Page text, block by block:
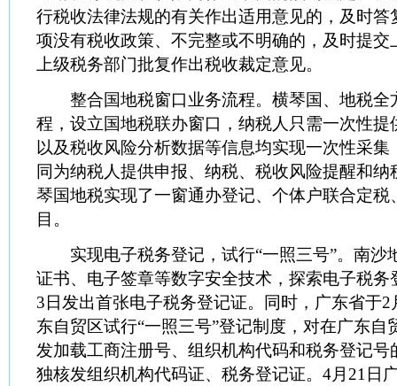
行税收法律法规的有关作出适用意见的，及时答
项没有税收政策、不完整或不明确的，及时提交
上级税务部门批复作出税收裁定意见。
整合国地税窗口业务流程。横琴国、地税全
程，设立国地税联办窗口，纳税人只需一次性提
以及税收风险分析数据等信息均实现一次性采
同为纳税人提供申报、纳税、税收风险提醒和
琴国地税实现了一窗通办登记、个体户联合定税
目。
实现电子税务登记，试行“一照三号”。南沙
证书、电子签章等数字安全技术，探索电子税务
3日发出首张电子税务登记证。同时，广东省于
东自贸区试行“一照三号”登记制度，对在广东自
发加载工商注册号、组织机构代码和税务登记号
独核发组织机构代码证、税务登记证。4月21日